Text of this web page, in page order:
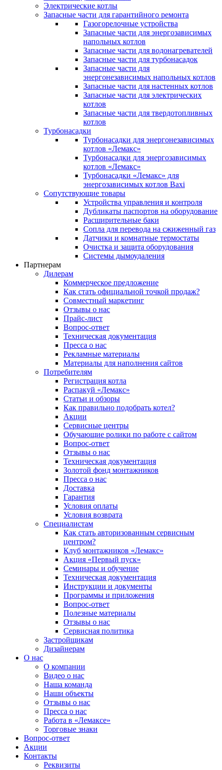
Электрические котлы
Запасные части для гарантийного ремонта
Газогорелочные устройства
Запасные части для энергозависимых
напольных котлов
Запасные части для водонагревателей
Запасные части для турбонасадок
Запасные части для
энергонезависимых напольных котлов
Запасные части для настенных котлов
Запасные части для электрических
котлов
Запасные части для твердотопливных
котлов
Турбонасадки
Турбонасадки для энергонезависимых
котлов «Лемакс»
Турбонасадки для энергозависимых
котлов «Лемакс»
Турбонасадки «Лемакс» для
энергозависимых котлов Baxi
Сопутствующие товары
Устройства управления и контроля
Дубликаты паспортов на оборудование
Расширительные баки
Сопла для перевода на сжиженный газ
Датчики и комнатные термостаты
Очистка и защита оборудования
Системы дымоудаления
Партнерам
Дилерам
Коммерческое предложение
Как стать официальной точкой продаж?
Совместный маркетинг
Отзывы о нас
Прайс-лист
Вопрос-ответ
Техническая документация
Пресса о нас
Рекламные материалы
Материалы для наполнения сайтов
Потребителям
Регистрация котла
Распакуй «Лемакс»
Статьи и обзоры
Как правильно подобрать котел?
Акции
Сервисные центры
Обучающие ролики по работе с сайтом
Вопрос-ответ
Отзывы о нас
Техническая документация
Золотой фонд монтажников
Пресса о нас
Доставка
Гарантия
Условия оплаты
Условия возврата
Специалистам
Как стать авторизованным сервисным
центром?
Клуб монтажников «Лемакс»
Акция «Первый пуск»
Семинары и обучение
Техническая документация
Инструкции и документы
Программы и приложения
Вопрос-ответ
Полезные материалы
Отзывы о нас
Сервисная политика
Застройщикам
Дизайнерам
О нас
О компании
Видео о нас
Наша команда
Наши объекты
Отзывы о нас
Пресса о нас
Работа в «Лемаксе»
Торговые знаки
Вопрос-ответ
Акции
Контакты
Реквизиты